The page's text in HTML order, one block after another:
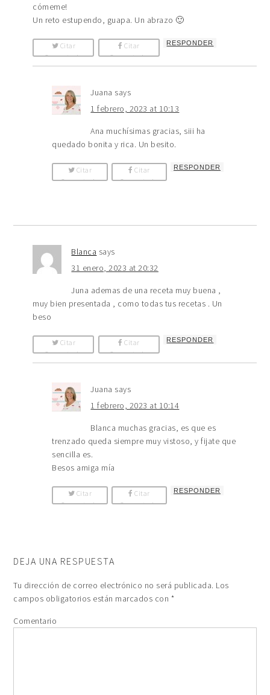
cómeme!
Un reto estupendo, guapa. Un abrazo 🙂
Citar
Comentario
Citar
Comentario
RESPONDER
Juana says
1 febrero, 2023 at 10:13
Ana muchísimas gracias, siii ha
quedado bonita y rica. Un besito.
Citar
Comentario
Citar
Comentario
RESPONDER
Blanca says
31 enero, 2023 at 20:32
Juna ademas de una receta muy buena ,
muy bien presentada , como todas tus recetas . Un
beso
Citar
Comentario
Citar
Comentario
RESPONDER
Juana says
1 febrero, 2023 at 10:14
Blanca muchas gracias, es que es
trenzado queda siempre muy vistoso, y fijate que
sencilla es.
Besos amiga mía
Citar
Comentario
Citar
Comentario
RESPONDER
DEJA UNA RESPUESTA
Tu dirección de correo electrónico no será publicada. Los
campos obligatorios están marcados con *
Comentario